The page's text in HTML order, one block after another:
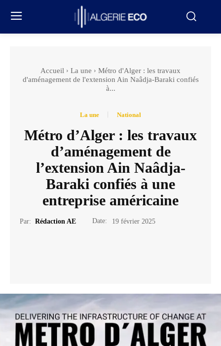
Accueil La une
Métro d'Alger : les travaux
d'aménagement de l'extension Ain Naâdja-Baraki confiés
à...
La une National
Métro d’Alger : les travaux
d’aménagement de
l’extension Ain Naâdja-
Baraki confiés à une
entreprise américaine
Par: Rédaction AE Date: 19 février 2025